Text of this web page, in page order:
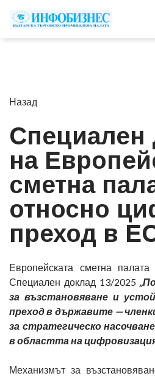
Назад
Специален
на
сметна
относно
преход в
Европейската сметна
Специален доклад 13/2025
за възстановяване и
преход в държавите —
за стратегическо
в областта на
Механизмът за